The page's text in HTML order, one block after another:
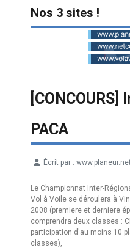
Nos 3 sites !
PACA
Écrit par : www.planeur.net
Le Championnat Inter-
Vol à Voile se déroulera à
2008 (premiere et derniere
comprendra deux classes :
participation d'au moins 10
classes),